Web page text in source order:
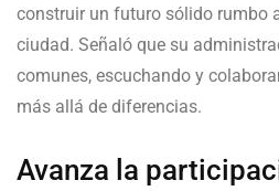
construir un futuro sólido rumbo
ciudad. Señaló que su
comunes, escuchando y
más allá de diferencias.
Avanza la